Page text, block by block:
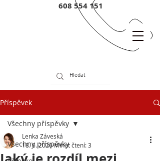
608 554 151
Příspěvek
Všechny příspěvky
Všechny příspěvky
Lenka Záveská
18. 6. 2020 Minut čtení: 3